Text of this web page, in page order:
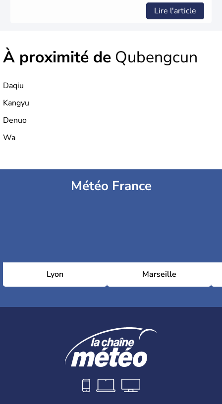
Lire l'article
À proximité de Qubengcun
Daqiu
Kangyu
Denuo
Wa
Météo France
Lyon Marseille